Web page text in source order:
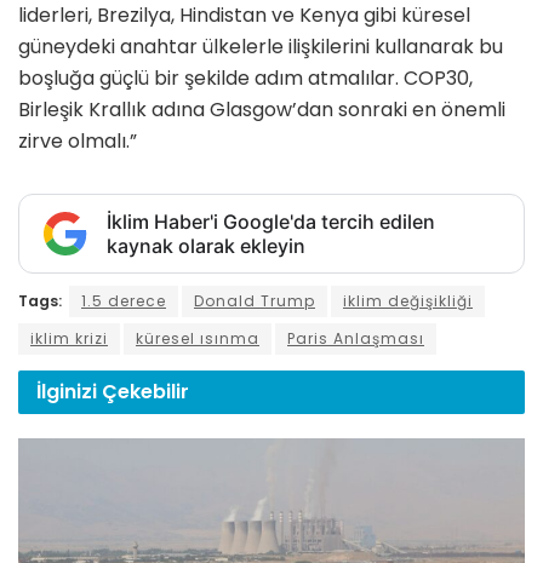
liderleri, Brezilya, Hindistan ve Kenya gibi küresel
güneydeki anahtar ülkelerle ilişkilerini kullanarak bu
boşluğa güçlü bir şekilde adım atmalılar. COP30,
Birleşik Krallık adına Glasgow’dan sonraki en önemli
zirve olmalı.”
İklim Haber'i Google'da tercih edilen
kaynak olarak ekleyin
Tags: 1.5 derece Donald Trump
iklim değişikliği
iklim krizi
küresel ısınma Paris Anlaşması
İlginizi Çekebilir